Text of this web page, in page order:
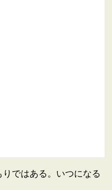
ではある。いつになる